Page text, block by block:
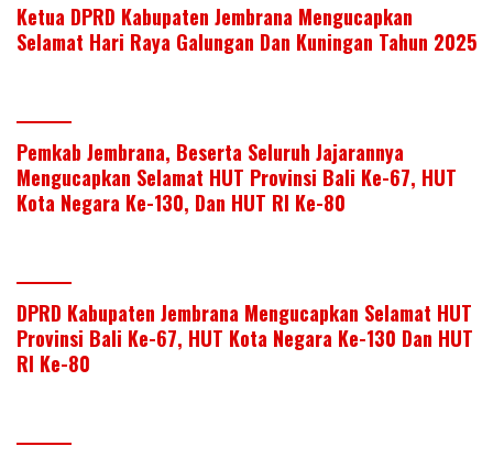
Ketua DPRD Kabupaten Jembrana Mengucapkan
Selamat Hari Raya Galungan Dan Kuningan Tahun 2025
Pemkab Jembrana, Beserta Seluruh Jajarannya
Mengucapkan Selamat HUT Provinsi Bali Ke-67, HUT
Kota Negara Ke-130, Dan HUT RI Ke-80
DPRD Kabupaten Jembrana Mengucapkan Selamat HUT
Provinsi Bali Ke-67, HUT Kota Negara Ke-130 Dan HUT
RI Ke-80